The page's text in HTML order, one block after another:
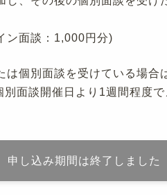
ン面談：1,000円分)
個別面談を受けている場合
面談開催日より1週間程度で
申し込み期間は終了しました